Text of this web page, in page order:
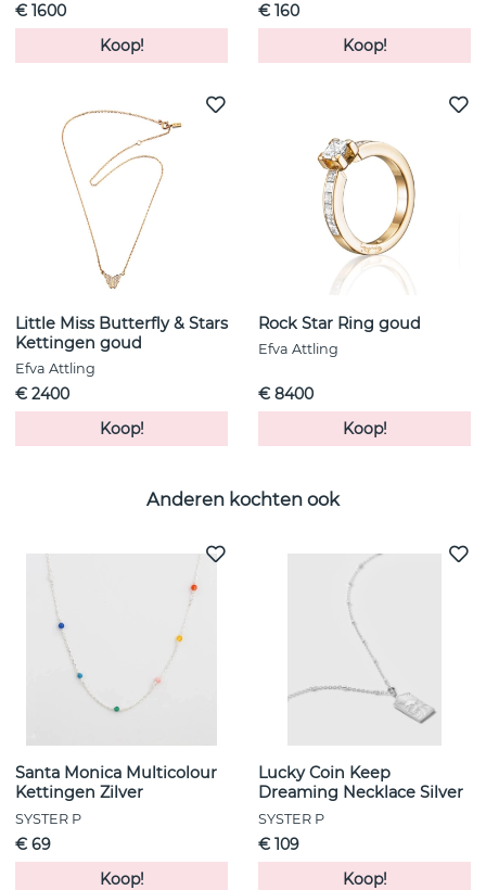
€ 1600
Koop!
€ 160
Koop!
Little Miss Butterfly & Stars
Kettingen goud
Efva Attling
€ 2400
Koop!
Rock Star Ring goud
Efva Attling
€ 8400
Koop!
Anderen kochten ook
Santa Monica Multicolour
Kettingen Zilver
SYSTER P
€ 69
Koop!
Lucky Coin Keep
Dreaming Necklace Silver
SYSTER P
€ 109
Koop!